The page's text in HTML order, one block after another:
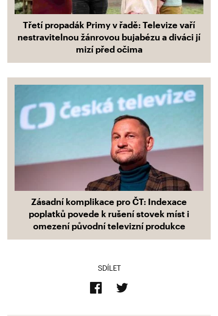
Třetí propadák Primy v řadě: Televize vaří
nestravitelnou žánrovou bujabézu a diváci jí
mizí před očima
Zásadní komplikace pro ČT: Indexace
poplatků povede k rušení stovek míst i
omezení původní televizní produkce
SDÍLET